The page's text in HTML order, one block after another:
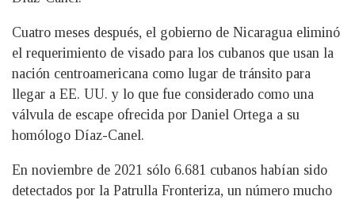
Cuatro meses después, el gobierno de Nicaragua eliminó
el requerimiento de visado para los cubanos que usan la
nación centroamericana como lugar de tránsito para
llegar a EE. UU. y lo que fue considerado como una
válvula de escape ofrecida por Daniel Ortega a su
homólogo Díaz-Canel.
En noviembre de 2021 sólo 6.681 cubanos habían sido
detectados por la Patrulla Fronteriza, un número mucho